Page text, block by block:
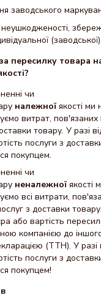
заводського
неушкодженості,
пересилку товара
чи
належної якості ми
витрат, пов'язаних
товару. У разі
послуги з
покупцем.
чи
неналежної якості
всі витрати,
з доставки
або вартість
компанією до
(ТТН). У разі
послуги з
покупцем!